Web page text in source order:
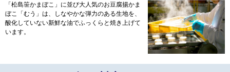
「松島笹かまぼこ」に並び大人気のお豆腐揚かま
ぼこ「むう」は、しなやかな弾力のある生地を、
酸化していない新鮮な油でふっくらと焼き上げて
います。